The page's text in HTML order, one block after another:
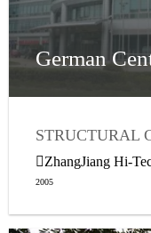
German
STRUCTURAL
WEATHER
ZhangJiang Hi-
2005